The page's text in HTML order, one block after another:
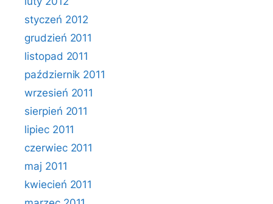
styczeń 2012
grudzień 2011
listopad 2011
październik 2011
wrzesień 2011
sierpień 2011
lipiec 2011
czerwiec 2011
maj 2011
kwiecień 2011